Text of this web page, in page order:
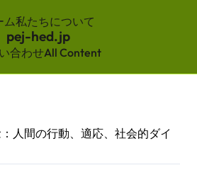
ム私たちについて
pej-hed.jp
合わせAll Content
人間の行動、適応、社会的ダイ